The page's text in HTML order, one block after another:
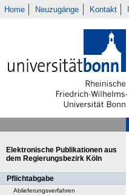
Home Neuzugänge Kontakt
Elektronische Publikationen aus
dem Regierungsbezirk Köln
Pflichtabgabe
Ablieferungsverfahren